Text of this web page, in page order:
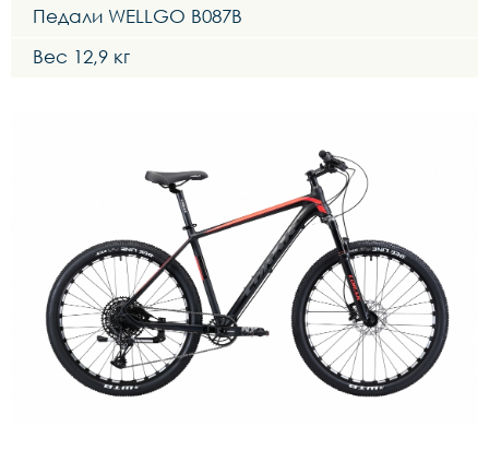
Педали WELLGO B087B
Вес 12,9 кг